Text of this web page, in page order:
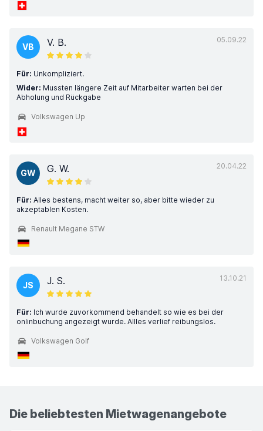
05.09.22
VB V. B.
Für: Unkompliziert.
Wider: Mussten längere Zeit auf Mitarbeiter warten bei der
Abholung und Rückgabe
Volkswagen Up
20.04.22
GW G. W.
Für: Alles bestens, macht weiter so, aber bitte wieder zu
akzeptablen Kosten.
Renault Megane STW
13.10.21
JS J. S.
Für: Ich wurde zuvorkommend behandelt so wie es bei der
onlinbuchung angezeigt wurde. Allles verlief reibungslos.
Volkswagen Golf
Die beliebtesten Mietwagenangebote